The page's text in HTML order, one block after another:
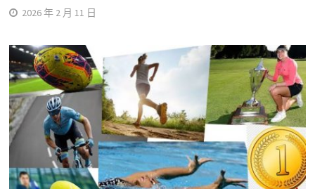
2026 年 2 月 11 日